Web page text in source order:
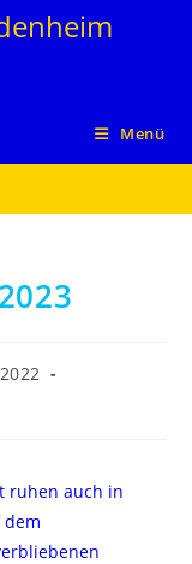
Menü
ruhen auch in
dem